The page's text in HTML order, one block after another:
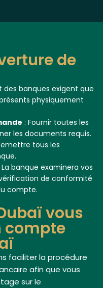
de
des banques exigent que
physiquement
: Fournir toutes les
les documents requis.
tous les
La banque examinera vos
de conformité
compte.
vous
compte
faciliter la procédure
afin que vous
sur le